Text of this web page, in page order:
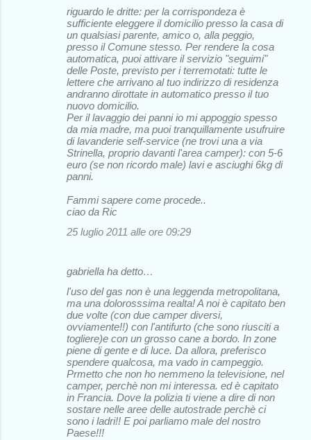
riguardo le dritte: per la corrispondeza è
sufficiente eleggere il domicilio presso la casa di
un qualsiasi parente, amico o, alla peggio,
presso il Comune stesso. Per rendere la cosa
automatica, puoi attivare il servizio "seguimi"
delle Poste, previsto per i terremotati: tutte le
lettere che arrivano al tuo indirizzo di residenza
andranno dirottate in automatico presso il tuo
nuovo domicilio.
Per il lavaggio dei panni io mi appoggio spesso
da mia madre, ma puoi tranquillamente usufruire
di lavanderie self-service (ne trovi una a via
Strinella, proprio davanti l'area camper): con 5-6
euro (se non ricordo male) lavi e asciughi 6kg di
panni.
Fammi sapere come procede..
ciao da Ric
25 luglio 2011 alle ore 09:29
gabriella ha detto…
l'uso del gas non è una leggenda metropolitana,
ma una dolorosssima realta! A noi è capitato ben
due volte (con due camper diversi,
ovviamente!!) con l'antifurto (che sono riusciti a
togliere)e con un grosso cane a bordo. In zone
piene di gente e di luce. Da allora, preferisco
spendere qualcosa, ma vado in campeggio.
Prmetto che non ho nemmeno la televisione, nel
camper, perchè non mi interessa. ed è capitato
in Francia. Dove la polizia ti viene a dire di non
sostare nelle aree delle autostrade perchè ci
sono i ladri!! E poi parliamo male del nostro
Paese!!!